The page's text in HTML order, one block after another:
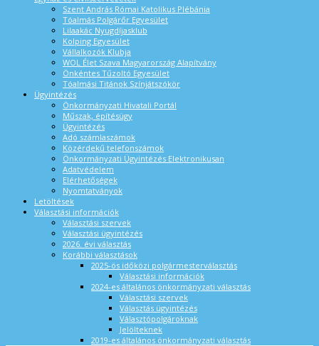
Szent András Római Katolikus Plébánia
Tóalmás Polgárőr Egyesület
Lilaakác Nyugdíjasklub
Kolping Egyesület
Vállalkozók Klubja
WOL Élet Szava Magyarország Alapítvány
Önkéntes Tűzoltó Egyesület
Tóalmási Titánok Színjátszókör
Ügyintézés
Önkormányzati Hivatali Portál
Műszak, építésügy
Ügyintézés
Adó számlaszámok
Közérdekű telefonszámok
Önkormányzati Ügyintézés Elektronikusan
Adatvédelem
Elérhetőségek
Nyomtatványok
Letöltések
Választási információk
Választási szervek
Választási ügyintézés
2026. évi választás
Korábbi választások
2025-ös időközi polgármesterválasztás
Választási információk
2024-es általános önkormányzati választás
Választási szervek
Választás ügyintézés
Választópolgároknak
Jelölteknek
2019-es általános önkormányzati választás